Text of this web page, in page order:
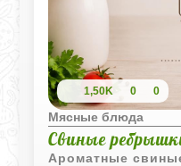
1,50K 0 0
Мясные блюда
Свиные
Ароматные